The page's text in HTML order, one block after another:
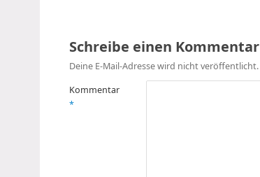
Schreibe einen Kommentar
Deine E-Mail-Adresse wird nicht veröffentlicht.
Kommentar
*